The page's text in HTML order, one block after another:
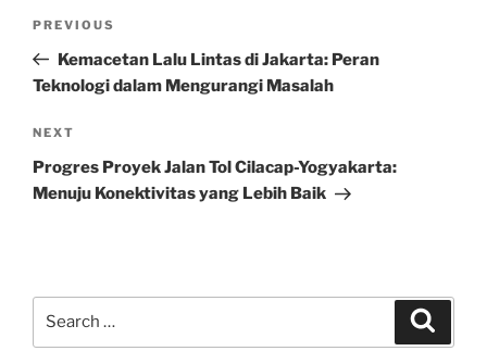
Previous
Post
PREVIOUS
Kemacetan Lalu Lintas di Jakarta: Peran
Teknologi dalam Mengurangi Masalah
Next
Post
NEXT
Progres Proyek Jalan Tol Cilacap-Yogyakarta:
Menuju Konektivitas yang Lebih Baik